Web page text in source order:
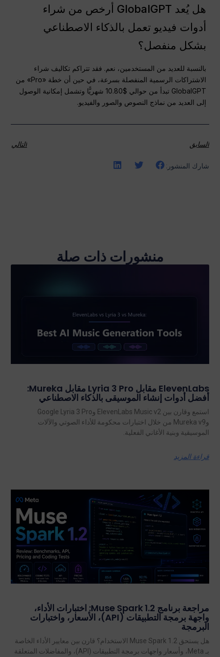
هل يُعد GlobalGPT أرخص من شراء
أدوات فيديو تعمل بالذكاء الاصطناعي
بشكل منفصل؟
بالنسبة للعديد من المستخدمين، نعم. فقد تتراكم تكاليف شراء
الاشتراكات الرسمية المنفصلة بسرعة، في حين أن خطة «Pro» من
GlobalGPT تبدأ من حوالي $10.80 شهريًّا وتشمل إمكانية الوصول
إلى العديد من نماذج النصوص والصور والفيديو.
السابق التالي
شارك المنشور:
منشورات ذات صلة
ElevenLabs مقابل Lyria 3 Pro مقابل Mureka:
أفضل أدوات إنشاء الموسيقى بالذكاء الاصطناعي
استمع وقارن بين ElevenLabs Music v2 وGoogle Lyria 3 Pro
وMureka v9 من خلال اختبارات محكومة للأداء الصوتي والآلات
الموسيقية وبنية الأغاني الفعلية.
قراءة المزيد
مراجعة برنامج Muse Spark 1.2: اختبارات الأداء،
واجهة برمجة التطبيقات (API)، الأسعار، واختبارات
البرمجة
هل يستحق Muse Spark 1.2 الاستخدام؟ قارن بين معايير الأداء الخاصة
بـ Meta، وأسعار واجهات برمجة التطبيقات (API)، والمفاضلات المتعلقة